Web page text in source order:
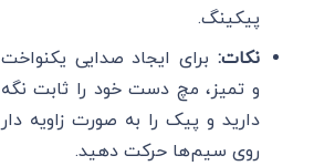
پیکینگ.
نکات: برای ایجاد صدایی یکنواخت
و تمیز، مچ دست خود را ثابت نگه
دارید و پیک را به صورت زاویه دار
روی سیم‌ها حرکت دهید.